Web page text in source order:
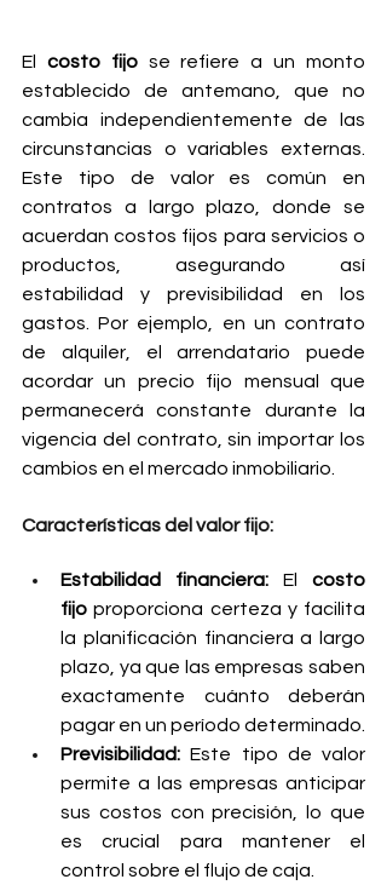
El costo fijo se refiere a un monto
establecido de antemano, que no
cambia independientemente de las
circunstancias o variables externas.
Este tipo de valor es común en
contratos a largo plazo, donde se
acuerdan costos fijos para servicios o
productos, asegurando así
estabilidad y previsibilidad en los
gastos. Por ejemplo, en un contrato
de alquiler, el arrendatario puede
acordar un precio fijo mensual que
permanecerá constante durante la
vigencia del contrato, sin importar los
cambios en el mercado inmobiliario.
Características del valor fijo:
Estabilidad financiera: El costo
fijo proporciona certeza y facilita
la planificación financiera a largo
plazo, ya que las empresas saben
exactamente cuánto deberán
pagar en un período determinado.
Previsibilidad: Este tipo de valor
permite a las empresas anticipar
sus costos con precisión, lo que
es crucial para mantener el
control sobre el flujo de caja.